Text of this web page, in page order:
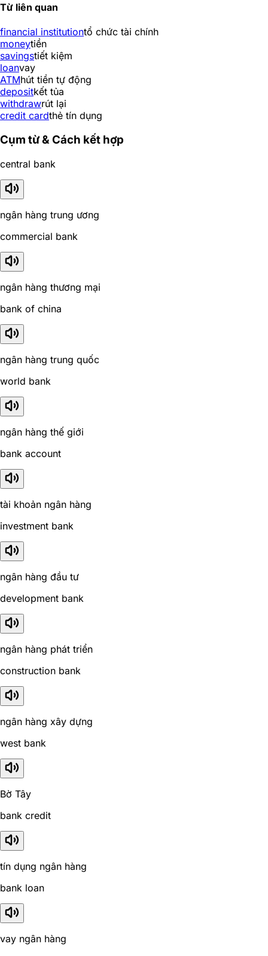
Từ liên quan
financial institutiontổ chức tài chính
moneytiền
savingstiết kiệm
loanvay
ATMhút tiền tự động
depositkết tủa
withdrawrút lại
credit cardthẻ tín dụng
Cụm từ & Cách kết hợp
central bank
ngân hàng trung ương
commercial bank
ngân hàng thương mại
bank of china
ngân hàng trung quốc
world bank
ngân hàng thế giới
bank account
tài khoản ngân hàng
investment bank
ngân hàng đầu tư
development bank
ngân hàng phát triển
construction bank
ngân hàng xây dựng
west bank
Bờ Tây
bank credit
tín dụng ngân hàng
bank loan
vay ngân hàng